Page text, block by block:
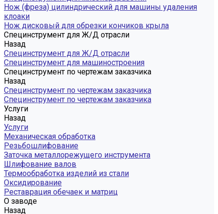
Нож (фреза) цилиндрический для машины удаления
клоаки
Нож дисковый для обрезки кончиков крыла
Специнструмент для Ж/Д отрасли
Назад
Специнструмент для Ж/Д отрасли
Специнструмент для машиностроения
Специнструмент по чертежам заказчика
Назад
Специнструмент по чертежам заказчика
Специнструмент по чертежам заказчика
Услуги
Назад
Услуги
Механическая обработка
Резьбошлифование
Заточка металлорежущего инструмента
Шлифование валов
Термообработка изделий из стали
Оксидирование
Реставрация обечаек и матриц
О заводе
Назад